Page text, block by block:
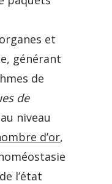
et
générant
de
de
niveau
d’or,
l’état